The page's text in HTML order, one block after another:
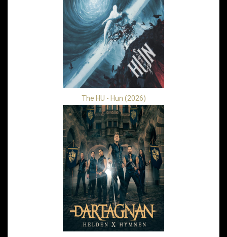
The HU - Hun (2026)